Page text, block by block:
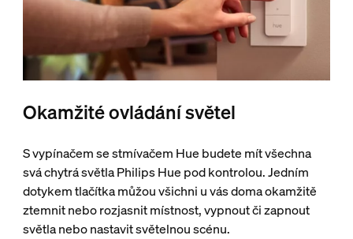
Okamžité ovládání světel
S vypínačem se stmívačem Hue budete mít všechna
svá chytrá světla Philips Hue pod kontrolou. Jedním
dotykem tlačítka můžou všichni u vás doma okamžitě
ztemnit nebo rozjasnit místnost, vypnout či zapnout
světla nebo nastavit světelnou scénu.